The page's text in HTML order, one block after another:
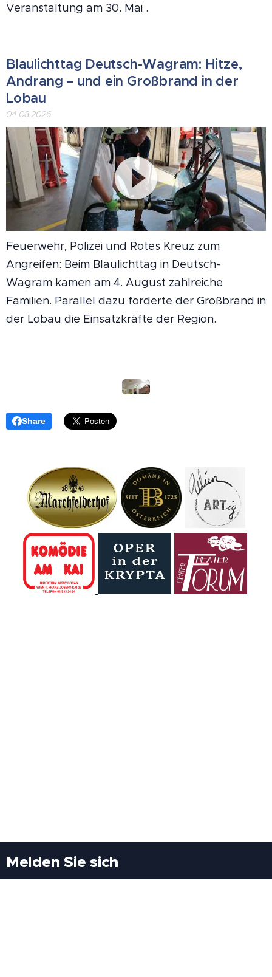
Veranstaltung am 30. Mai .
Blaulichttag Deutsch-Wagram: Hitze,
Andrang – und ein Großbrand in der
Lobau
04.08.2026
Feuerwehr, Polizei und Rotes Kreuz zum
Angreifen: Beim Blaulichttag in Deutsch-
Wagram kamen am 4. August zahlreiche
Familien. Parallel dazu forderte der Großbrand in
der Lobau die Einsatzkräfte der Region.
Share
Melden Sie sich